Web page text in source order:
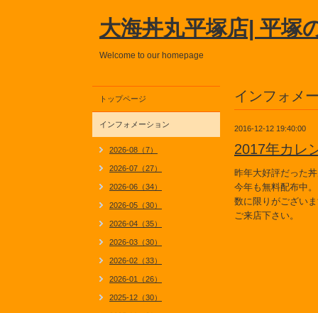
大海丼丸平塚店| 平塚
Welcome to our homepage
インフォメ
2016-12-12 19:40:00
2017年カレ
昨年大好評だった
今年も無料配布中。
数に限りがござい
ご来店下さい。
トップページ
インフォメーション
2026-08（7）
2026-07（27）
2026-06（34）
2026-05（30）
2026-04（35）
2026-03（30）
2026-02（33）
2026-01（26）
2025-12（30）